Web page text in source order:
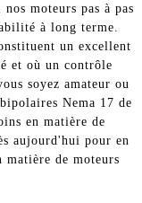
moteurs pas à pas
à long terme.
un excellent
et où un contrôle
soyez amateur ou
Nema 17 de
en matière de
aujourd'hui pour en
matière de moteurs